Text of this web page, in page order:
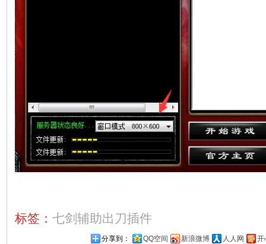
标签： 七剑辅助出刀插件
分享到： QQ空间 新浪微博 人人网 开